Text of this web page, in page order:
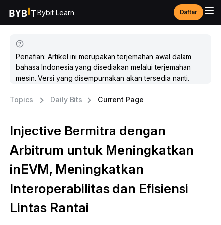
Bybit Learn Daftar
Penafian: Artikel ini merupakan terjemahan awal dalam
bahasa Indonesia yang disediakan melalui terjemahan
mesin. Versi yang disempurnakan akan tersedia nanti.
Topics Daily Bits Current Page
Injective Bermitra dengan
Arbitrum untuk Meningkatkan
inEVM, Meningkatkan
Interoperabilitas dan Efisiensi
Lintas Rantai